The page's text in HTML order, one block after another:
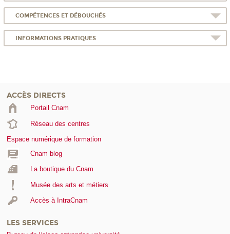
COMPÉTENCES ET DÉBOUCHÉS
INFORMATIONS PRATIQUES
ACCÈS DIRECTS
Portail Cnam
Réseau des centres
Espace numérique de formation
Cnam blog
La boutique du Cnam
Musée des arts et métiers
Accès à IntraCnam
LES SERVICES